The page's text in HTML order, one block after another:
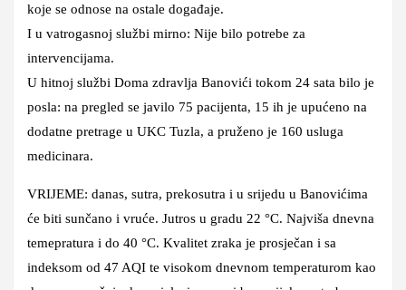
koje se odnose na ostale događaje.
I u vatrogasnoj službi mirno: Nije bilo potrebe za
intervencijama.
U hitnoj službi Doma zdravlja Banovići tokom 24 sata bilo je
posla: na pregled se javilo 75 pacijenta, 15 ih je upućeno na
dodatne pretrage u UKC Tuzla, a pruženo je 160 usluga
medicinara.
VRIJEME: danas, sutra, prekosutra i u srijedu u Banovićima
će biti sunčano i vruće. Jutros u gradu 22 °C. Najviša dnevna
temepratura i do 40 °C. Kvalitet zraka je prosječan i sa
indeksom od 47 AQI te visokom dnevnom temperaturom kao